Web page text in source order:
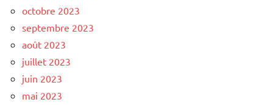
octobre 2023
septembre 2023
août 2023
juillet 2023
juin 2023
mai 2023